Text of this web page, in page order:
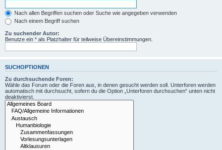
Nach allen Begriffen suchen oder Suche wie angegeben verwenden
Nach einem Begriff suchen
Zu suchender Autor:
Benutze ein * als Platzhalter für teilweise Übereinstimmungen.
SUCHOPTIONEN
Zu durchsuchende Foren:
Wähle das Forum oder die Foren aus, in denen gesucht werden soll. Unterforen werden
automatisch mit durchsucht, sofern du die Option „Unterforen durchsuchen“ unten nicht
deaktivierst.